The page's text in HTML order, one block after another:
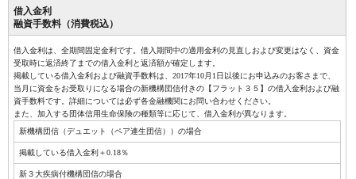
借入金利
融資手数料（消費税込）
借入金利は、全期間固定金利です。借入期間中の適用金利の見直しおよび変更はなく、資金
受取時に返済終了までの借入金利と返済額が確定します。
掲載している借入金利および融資手数料は、2017年10月1日以後にお申込みのお客さまで、
当月に資金をお受取りになる場合の新機構団信付きの【フラット３５】の借入金利および融
資手数料です。詳細については必ず各金融機関にお問い合わせください。
また、加入する団体信用生命保険の種類等に応じて、借入金利が異なります。
新機構団信（デュエット（ペア連生団信））の場合
掲載している借入金利＋0.18％
新３大疾病付機構団信の場合